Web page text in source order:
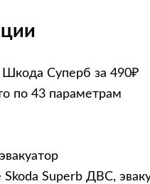
Шкода Суперб за 490₽
по 43 параметрам
Skoda Superb ДВС,